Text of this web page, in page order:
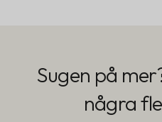
Sugen på
några